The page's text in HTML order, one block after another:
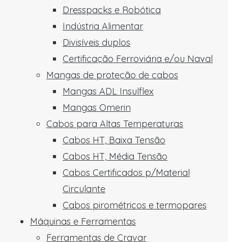
Dresspacks e Robótica
Indústria Alimentar
Divisíveis duplos
Certificação Ferroviária e/ou Naval
Mangas de proteção de cabos
Mangas ADL Insulflex
Mangas Omerin
Cabos para Altas Temperaturas
Cabos HT, Baixa Tensão
Cabos HT, Média Tensão
Cabos Certificados p/Material
Circulante
Cabos pirométricos e termopares
Máquinas e Ferramentas
Ferramentas de Cravar